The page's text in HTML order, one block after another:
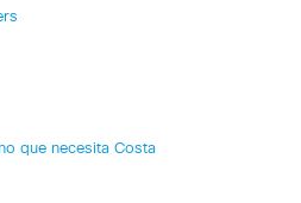
que necesita Costa